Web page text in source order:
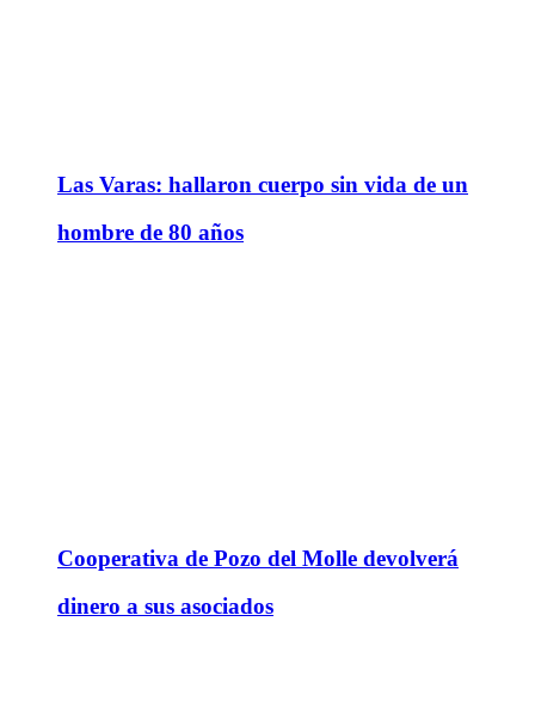
Las Varas: hallaron cuerpo sin vida de un
hombre de 80 años
Cooperativa de Pozo del Molle devolverá
dinero a sus asociados